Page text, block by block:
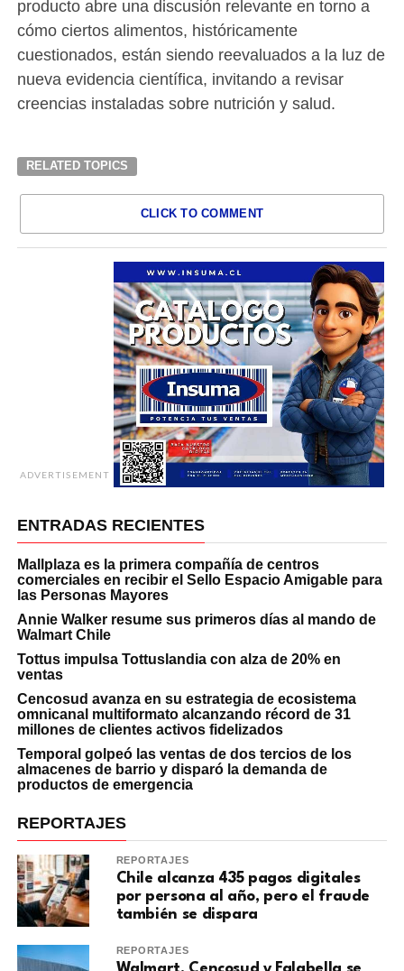
producto abre una discusión relevante en torno a
cómo ciertos alimentos, históricamente
cuestionados, están siendo reevaluados a la luz de
nueva evidencia científica, invitando a revisar
creencias instaladas sobre nutrición y salud.
RELATED TOPICS
CLICK TO COMMENT
ADVERTISEMENT
ENTRADAS RECIENTES
Mallplaza es la primera compañía de centros
comerciales en recibir el Sello Espacio Amigable para
las Personas Mayores
Annie Walker resume sus primeros días al mando de
Walmart Chile
Tottus impulsa Tottuslandia con alza de 20% en
ventas
Cencosud avanza en su estrategia de ecosistema
omnicanal multiformato alcanzando récord de 31
millones de clientes activos fidelizados
Temporal golpeó las ventas de dos tercios de los
almacenes de barrio y disparó la demanda de
productos de emergencia
REPORTAJES
REPORTAJES
Chile alcanza 435 pagos digitales
por persona al año, pero el fraude
también se dispara
REPORTAJES